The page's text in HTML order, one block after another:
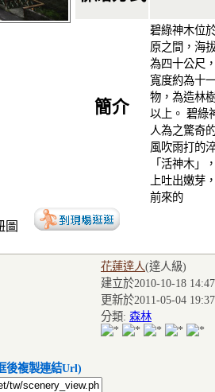
簡介
碧綠神木位
原之間，海
為四十公尺
寬度約為十
物，為造林
以上。 碧綠
人為之驚奇
風吹雨打的
「活神木」
上吐出嫩芽
前來的
花蓮達人(達人級)
建立於2010-10-18
更新於2011-05-04
分類: 森林
後複製連結Url)